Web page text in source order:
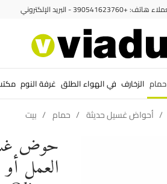
حمام الزخارف في الهواء الطلق غرفة النوم
بيت حمام أحواض غسيل حديثة
حوض
العمل